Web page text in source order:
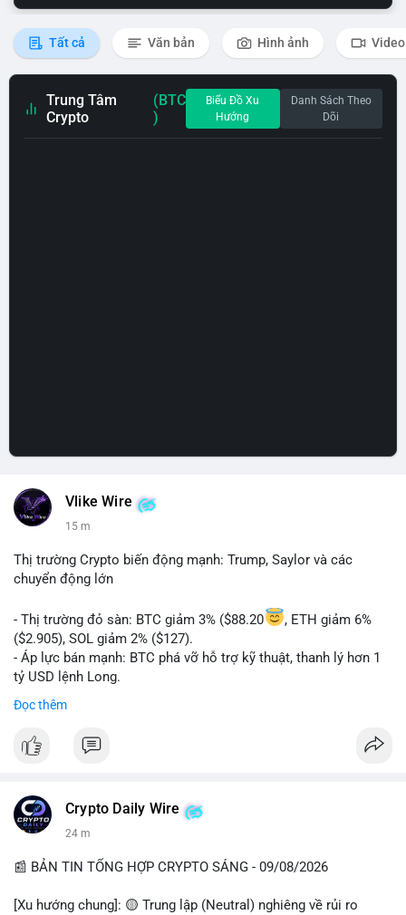
Tất cả Văn bản Hình ảnh Video
Trung Tâm
Crypto
(BTC
)
Biểu Đồ Xu
Hướng
Danh Sách Theo
Dõi
Vlike Wire
15 m
Thị trường Crypto biến động mạnh: Trump, Saylor và các
chuyển động lớn
- Thị trường đỏ sàn: BTC giảm 3% ($88.20
, ETH giảm 6%
($2.905), SOL giảm 2% ($127).
- Áp lực bán mạnh: BTC phá vỡ hỗ trợ kỹ thuật, thanh lý hơn 1
tỷ USD lệnh Long.
- Tin tức quan trọng: Trump Media dự kiến airdrop token cho
cổ đông vào tháng 2.
- Định chế tài chính: Delaware Life đưa BTC vào sản phẩm bảo
hiểm; Galaxy Digital lập quỹ đầu tư 100 triệu USD.
#binancesquare
$btc $eth $sol $xrp
#vlikevn #titanbot
Đọc thêm
Crypto Daily Wire
24 m
📰 BẢN TIN TỔNG HỢP CRYPTO SÁNG - 09/08/2026
[Xu hướng chung]: 🟡 Trung lập (Neutral) nghiêng về rủi ro